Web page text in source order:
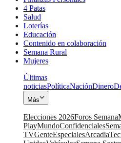
4 Patas
Salud
Loterías
Educación
Contenido en colaboración
Semana Rural
Mujeres
Últimas
noticiasPolíticaNaciónDinero
Más
Elecciones 2026Foros Semana
PlayMundoConfidenciales
TVGenteEspecialesArcadia